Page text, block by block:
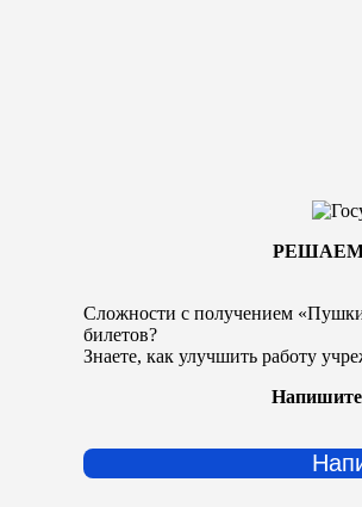
Сложности с получением
билетов?
Знаете, как улучшить работу